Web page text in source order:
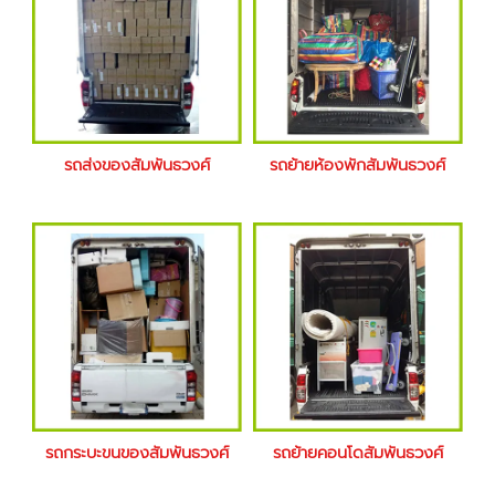
รถส่งของสัมพันธวงศ์ รถย้ายห้องพักสัมพันธวงศ์
รถกระบะขนของสัมพันธวงศ์ รถย้ายคอนโดสัมพันธวงศ์